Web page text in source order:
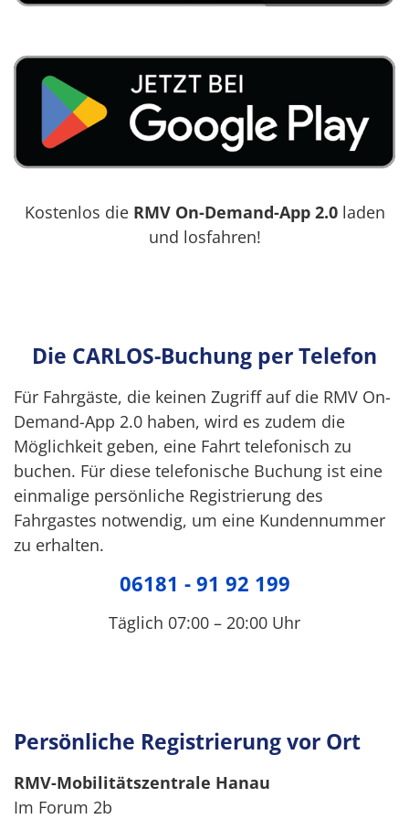
Kostenlos die RMV On-Demand-App 2.0 laden
und losfahren!
Die CARLOS-Buchung per Telefon
Für Fahrgäste, die keinen Zugriff auf die RMV On-
Demand-App 2.0 haben, wird es zudem die
Möglichkeit geben, eine Fahrt telefonisch zu
buchen. Für diese telefonische Buchung ist eine
einmalige persönliche Registrierung des
Fahrgastes notwendig, um eine Kundennummer
zu erhalten.
06181 - 91 92 199
Täglich 07:00 – 20:00 Uhr
Persönliche Registrierung vor Ort
RMV-Mobilitätszentrale Hanau
Im Forum 2b